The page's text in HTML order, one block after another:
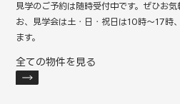
見学のご予約は随時受付中です。ぜひお気
お、見学会は土・日・祝日は10時～17時
ます。
全ての物件を見る